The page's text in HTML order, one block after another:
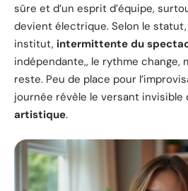
sûre et d’un esprit d’équipe,
devient électrique. Selon le
institut, intermittente du
indépendante,, le rythme change,
reste. Peu de place pour
journée révèle le versant invisible
artistique.